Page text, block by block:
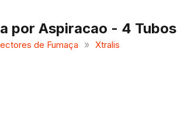
por Aspiracao - 4 Tubos
de Fumaça » Xtralis